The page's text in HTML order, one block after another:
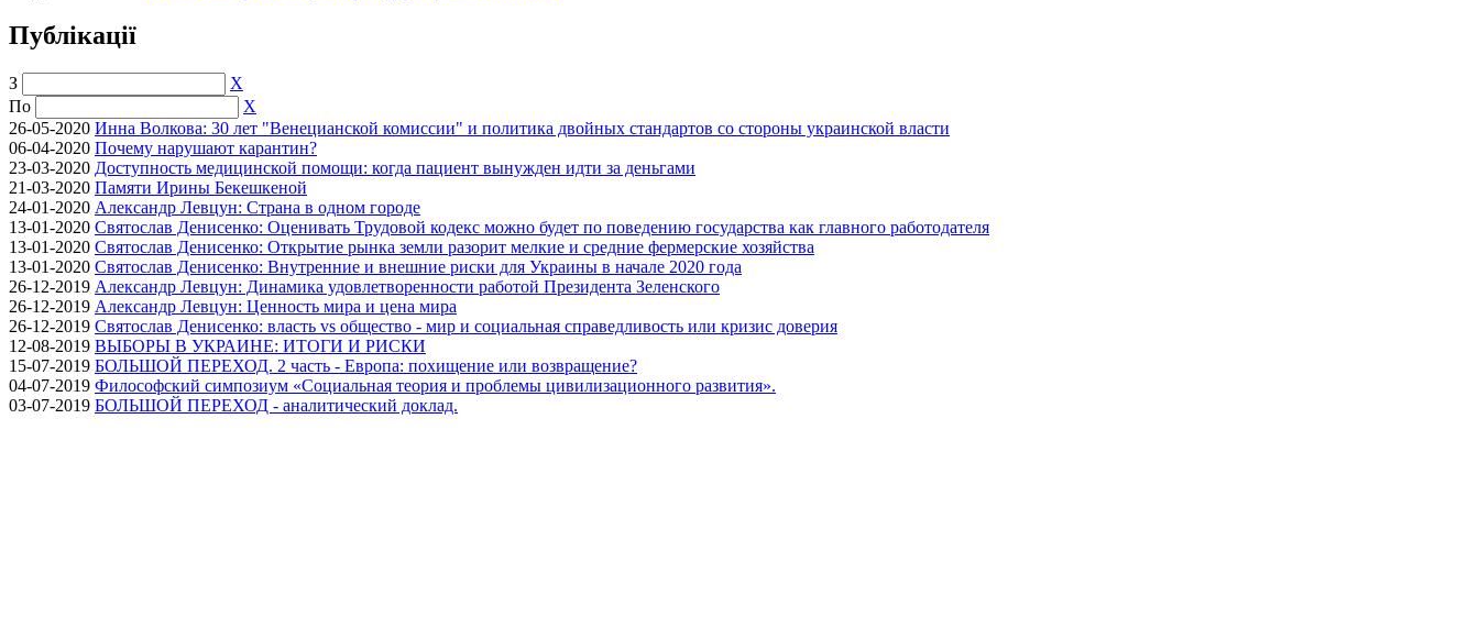
Публікації
З
X
По
X
26-05-2020 Инна Волкова: 30 лет "Венецианской комиссии" и политика двойных стандартов со стороны украинской власти
06-04-2020 Почему нарушают карантин?
23-03-2020 Доступность медицинской помощи: когда пациент вынужден идти за деньгами
21-03-2020 Памяти Ирины Бекешкеной
24-01-2020 Александр Левцун: Страна в одном городе
13-01-2020 Святослав Денисенко: Оценивать Трудовой кодекс можно будет по поведению государства как главного работодателя
13-01-2020 Святослав Денисенко: Открытие рынка земли разорит мелкие и средние фермерские хозяйства
13-01-2020 Святослав Денисенко: Внутренние и внешние риски для Украины в начале 2020 года
26-12-2019 Александр Левцун: Динамика удовлетворенности работой Президента Зеленского
26-12-2019 Александр Левцун: Ценность мира и цена мира
26-12-2019 Святослав Денисенко: власть vs общество - мир и социальная справедливость или кризис доверия
12-08-2019 ВЫБОРЫ В УКРАИНЕ: ИТОГИ И РИСКИ
15-07-2019 БОЛЬШОЙ ПЕРЕХОД. 2 часть - Европа: похищение или возвращение?
04-07-2019 Философский симпозиум «Социальная теория и проблемы цивилизационного развития».
03-07-2019 БОЛЬШОЙ ПЕРЕХОД - аналитический доклад.